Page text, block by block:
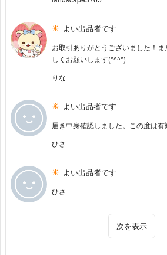
よい出品者です
お取引ありがとうございました！
しくお願いします(*^^*)
りな
よい出品者です
届き中身確認しました。この度は有
ひさ
よい出品者です
ひさ
次を表示